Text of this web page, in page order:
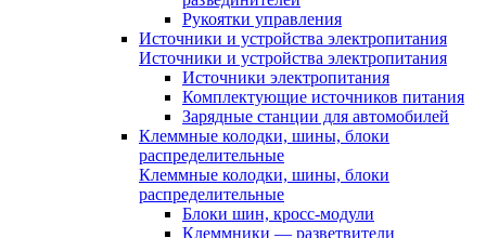
Рукоятки управления
Источники и устройства электропитания
Источники и устройства электропитания
Источники электропитания
Комплектующие источников питания
Зарядные станции для автомобилей
Клеммные колодки, шины, блоки
распределительные
Клеммные колодки, шины, блоки
распределительные
Блоки шин, кросс-модули
Клеммники — разветвители